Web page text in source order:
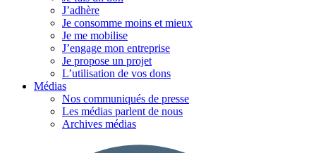
J’adhère
Je consomme moins et mieux
Je me mobilise
J’engage mon entreprise
Je propose un projet
L’utilisation de vos dons
Médias
Nos communiqués de presse
Les médias parlent de nous
Archives médias